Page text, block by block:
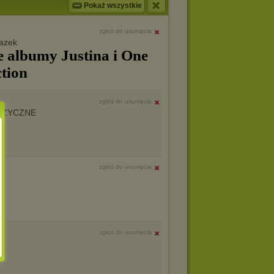
Pokaż wszystkie
zgłoś do usunięcia
albumy Justina i One
zgłoś do usunięcia
zgłoś do usunięcia
zgłoś do usunięcia